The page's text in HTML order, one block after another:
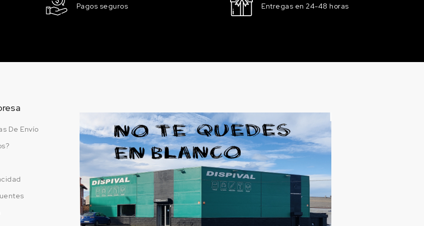
RAL 1027
Amarillo curry
45.15 €
200 en stock
RAL 2000
45.15 €
200 en stock
RAL 2002
Naranja
Pagos seguros Entregas en 24-48 horas
De Envío